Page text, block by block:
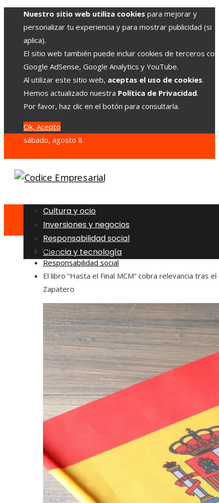
Nuestro sitio web utiliza cookies para mejorar y
personalizar tu experiencia y para mostrar publicidad (si
aplica).
El sitio web también puede incluir cookies de terceros
Google AdSense, Google Analytics y YouTube.
Al utilizar este sitio web, aceptas el uso de cookies.
Hemos actualizado nuestra Política de Privacidad.
Por favor, haz clic en el botón para consultarla.
Ok, Acepto
sábado, agosto 8
Cultura y ocio
Inversiones y negocios
Responsabilidad social
Ciencia y tecnología
Inicio
Responsabilidad social
El libro “Hasta el Final MCM” cobra relevancia tras el
Zapatero